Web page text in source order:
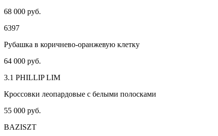
68 000 руб.
6397
Рубашка в коричнево-оранжевую клетку
64 000 руб.
3.1 PHILLIP LIM
Кроссовки леопардовые с белыми полосками
55 000 руб.
BAZISZT